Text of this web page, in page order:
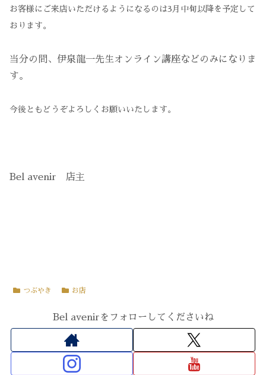
お客様にご来店いただけるようになるのは3月中旬以降を予定して
おります。
当分の間、伊泉龍一先生オンライン講座などのみになりま
す。
今後ともどうぞよろしくお願いいたします。
Bel avenir 店主
つぶやき お店
Bel avenirをフォローしてくださいね